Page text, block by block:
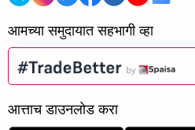
आमच्या समुदायात सहभागी व्हा
आत्ताच डाउनलोड करा